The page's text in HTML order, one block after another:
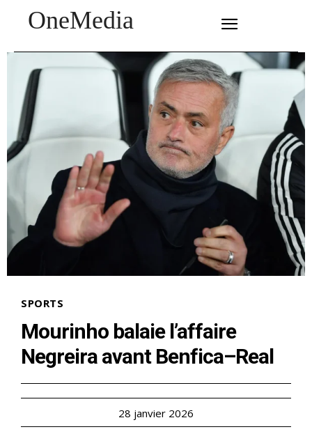
OneMedia
SPORTS
Mourinho balaie l’affaire
Negreira avant Benfica–Real
28 janvier 2026